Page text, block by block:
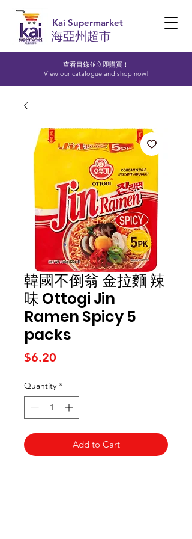
查看目錄並立即購買！​
View our catalogue and shop now!
Kai Supermarket
海亞州超市
韓國不倒翁 金拉麵 辣
味 Ottogi Jin
Ramen Spicy 5
packs
$6.20
Quantity *
Add to Cart